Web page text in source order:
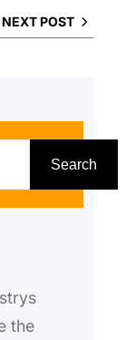
NEXT POST
Search
the